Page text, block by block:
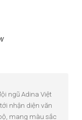
ngũ Adina Việt
nhận diện văn
mang màu sắc